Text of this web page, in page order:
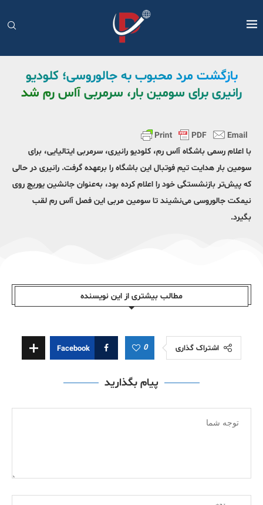
بازگشت مرد محبوب به جالوروسی؛ کلودیو
رانیری برای سومین بار، سرمربی آاس رم شد
با اعلام رسمی باشگاه آاس رم، کلودیو رانیری، سرمربی ایتالیایی، برای
سومین بار هدایت تیم فوتبال این باشگاه را برعهده گرفت. رانیری در حالی
که پیش‌تر بازنشستگی خود را اعلام کرده بود، به‌عنوان جانشین یوریچ روی
نیمکت جالوروسی می‌نشیند تا سومین مربی این فصل آاس رم لقب
بگیرد.
مطالب بیشتری از این نویسندە
اشتراک گذاری 0
Facebook
پیام بگذارید